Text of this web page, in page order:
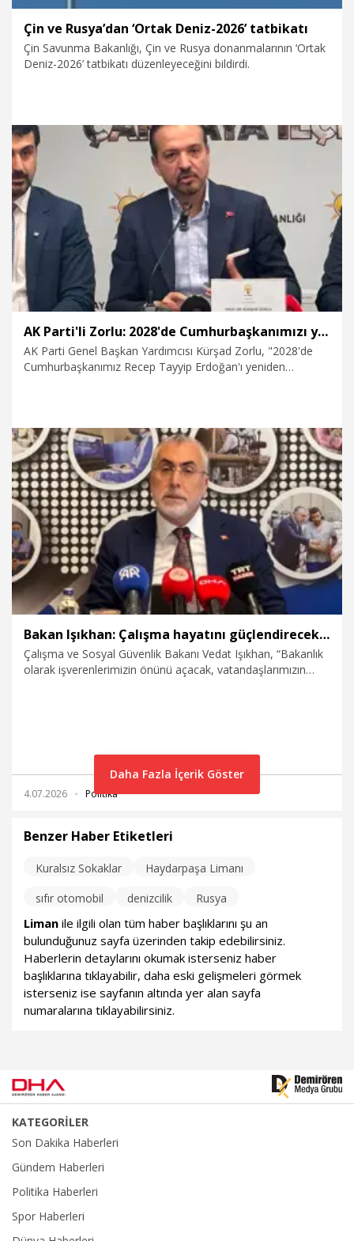
Çin ve Rusya’dan ‘Ortak Deniz-2026’ tatbikatı
Çin Savunma Bakanlığı, Çin ve Rusya donanmalarının ‘Ortak
Deniz-2026’ tatbikatı düzenleyeceğini bildirdi.
5.07.2026
AK Parti'li Zorlu: 2028'de Cumhurbaşkanımızı yeniden seçeceğiz
AK Parti Genel Başkan Yardımcısı Kürşad Zorlu, "2028'de
Cumhurbaşkanımız Recep Tayyip Erdoğan'ı yeniden
4.07.2026 Politika
Bakan Işıkhan: Çalışma hayatını güçlendirecek politikaları kararlılıkla uyguluyoruz
Çalışma ve Sosyal Güvenlik Bakanı Vedat Işıkhan, “Bakanlık
olarak işverenlerimizin önünü açacak, vatandaşlarımızın
4.07.2026 Politika
Daha Fazla İçerik Göster
Benzer Haber Etiketleri
Kuralsız Sokaklar
Haydarpaşa Limanı
sıfır otomobil
denizcilik Rusya
Liman ile ilgili olan tüm haber başlıklarını şu an
bulunduğunuz sayfa üzerinden takip edebilirsiniz.
Haberlerin detaylarını okumak isterseniz haber
başlıklarına tıklayabilir, daha eski gelişmeleri görmek
isterseniz ise sayfanın altında yer alan sayfa
numaralarına tıklayabilirsiniz.
KATEGORİLER
Son Dakika Haberleri
Gündem Haberleri
Politika Haberleri
Spor Haberleri